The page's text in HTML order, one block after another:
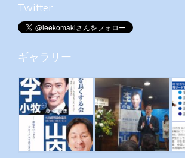
Twitter
ギャラリー